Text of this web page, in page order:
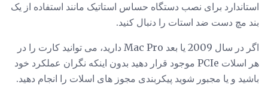
استاندارد برای نصب دستگاه حساس استاتیک مانند استفاده از یک
بند مچ دست ضد استات را دنبال کنید.
اگر در سال 2009 یا بعد Mac Pro دارید، می توانید کارت را در
هر اسلات PCIe موجود قرار دهید بدون اینکه نگران عملکرد خود
باشید و یا مجبور شوید پیکربندی مجوز های اسلات را انجام دهید.